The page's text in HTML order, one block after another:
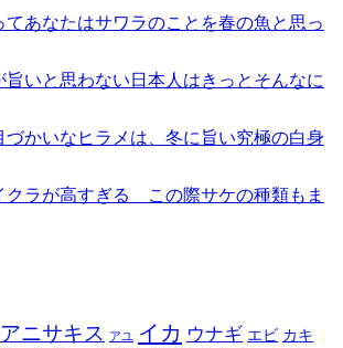
てあなたはサワラのことを春の魚と思っ
旨いと思わない日本人はきっとそんなに
づかいなヒラメは、冬に旨い究極の白身
クラが高すぎる この際サケの種類もま
アニサキス アユ イカ ウナギ エビ カキ